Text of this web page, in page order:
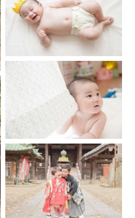
リームパンも好きです）
してます。
◇◇◇
お日にちが早めに埋まってし
わせ・ご予約をお勧めいた
容などを事前に教えて頂ける
誕生日...etc）
）○○:○○〜○○:○○）